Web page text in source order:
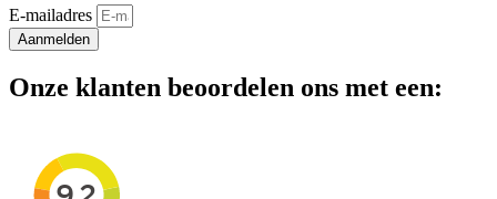
E-mailadres
Aanmelden
Onze klanten beoordelen ons met een: